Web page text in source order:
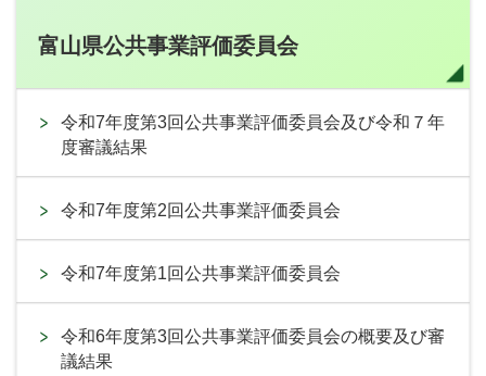
富山県公共事業評価委員会
令和7年度第3回公共事業評価委員会及び令和７年
度審議結果
令和7年度第2回公共事業評価委員会
令和7年度第1回公共事業評価委員会
令和6年度第3回公共事業評価委員会の概要及び審
議結果